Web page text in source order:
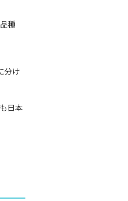
種
分け
日本